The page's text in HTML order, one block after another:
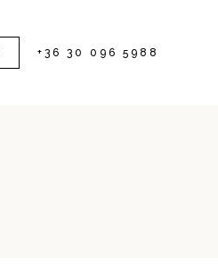
+36 30 096 5988